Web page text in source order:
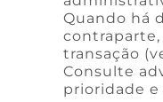
Quando há
transação
Consulte
prioridade